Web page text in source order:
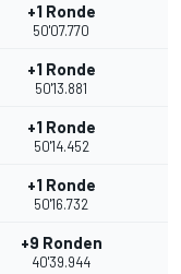
+1 Ronde
50'07.770
+1 Ronde
50'13.881
+1 Ronde
50'14.452
+1 Ronde
50'16.732
+9 Ronden
40'39.944